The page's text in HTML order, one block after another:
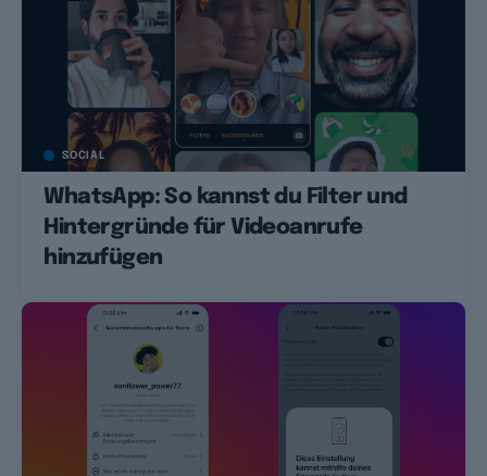
SOCIAL
WhatsApp: So kannst du Filter und
Hintergründe für Videoanrufe
hinzufügen